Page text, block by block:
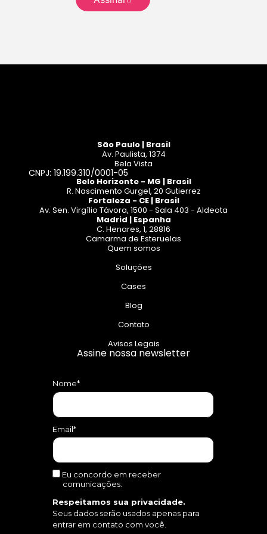
São Paulo | Brasil
Av. Paulista, 1374
Bela Vista
CNPJ: 19.199.310/0001-05
Belo Horizonte - MG | Brasil
R. Nascimento Gurgel, 20 Gutierrez
Fortaleza - CE | Brasil
Av. Sen. Virgílio Távora, 1500 - Sala 403 - Aldeota
Madrid | Espanha
C. Henares, 1, 28816
Camarma de Esteruelas
Quem somos
Soluções
Cases
Blog
Contato
Avisos Legais
Assine nossa newsletter
Nome*
Email*
Eu concordo em receber
comunicações.
Respeitamos sua privacidade.
Seus dados serão usados apenas para
entrar em contato com você.